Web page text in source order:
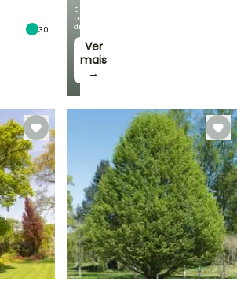
E
poupe
dinheiro!
Ver
mais
→
30